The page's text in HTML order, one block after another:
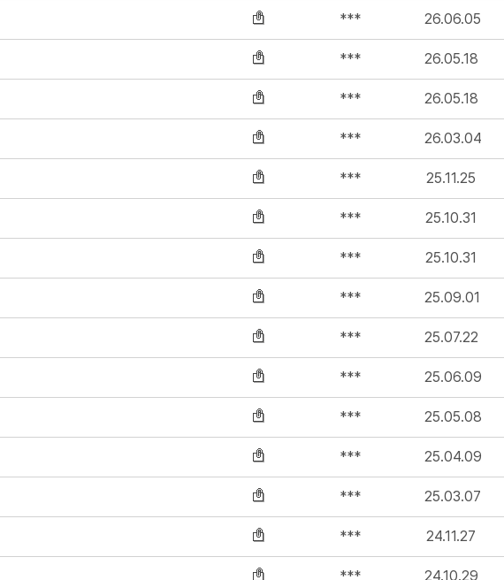
*** 26.06.05
*** 26.05.18
*** 26.05.18
*** 26.03.04
*** 25.11.25
*** 25.10.31
*** 25.10.31
*** 25.09.01
*** 25.07.22
*** 25.06.09
*** 25.05.08
*** 25.04.09
*** 25.03.07
*** 24.11.27
*** 24.10.29